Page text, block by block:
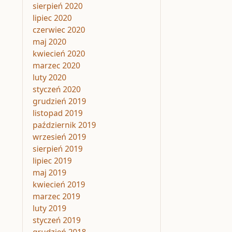
sierpień 2020
lipiec 2020
czerwiec 2020
maj 2020
kwiecień 2020
marzec 2020
luty 2020
styczeń 2020
grudzień 2019
listopad 2019
październik 2019
wrzesień 2019
sierpień 2019
lipiec 2019
maj 2019
kwiecień 2019
marzec 2019
luty 2019
styczeń 2019